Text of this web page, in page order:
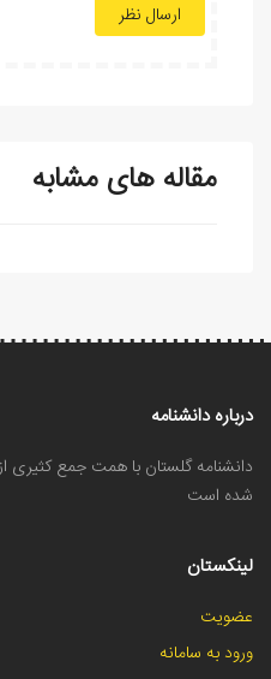
ارسال نظر
مقاله های مشابه
درباره دانشنامه
دانشنامه گلستان با همت جمع کثیری
شده است
لینکستان
عضویت
ورود به سامانه